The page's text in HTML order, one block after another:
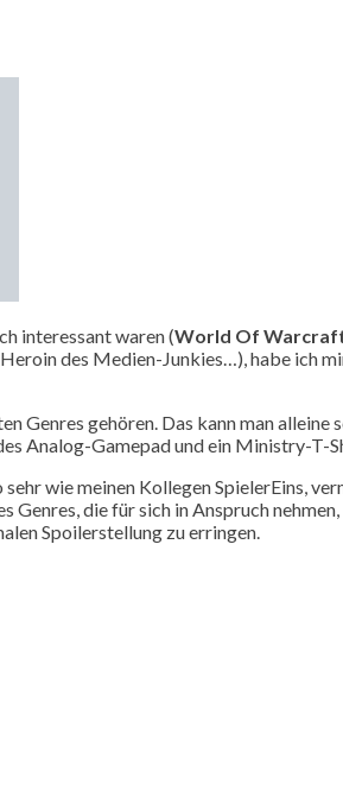
interessant waren (World Of
des Medien-Junkies…), habe ich
Genres gehören. Das kann man
Analog-Gamepad und ein Ministry-T-
wie meinen Kollegen SpielerEins,
die für sich in Anspruch
Spoilerstellung zu erringen.